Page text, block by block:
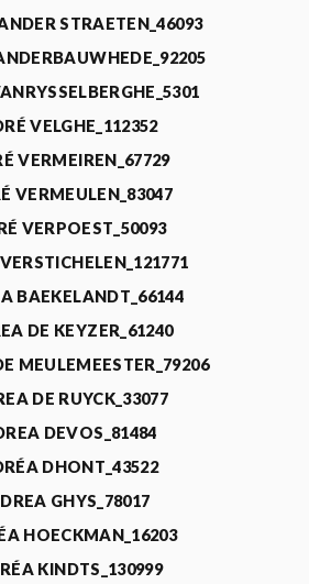
STRAETEN_46093
VELGHE_112352
VERMEIREN_67729
VERMEULEN_83047
VERPOEST_50093
BAEKELANDT_66144
DE KEYZER_61240
MEULEMEESTER_79206
DE RUYCK_33077
DEVOS_81484
DHONT_43522
GHYS_78017
HOECKMAN_16203
KINDTS_130999